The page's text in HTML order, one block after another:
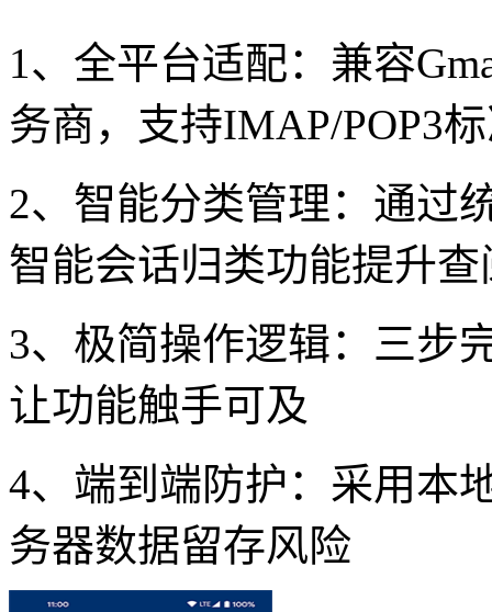
1、全平台适配：兼容
务商，支持IMAP/POP3
2、智能分类管理：通过
智能会话归类功能提升查
3、极简操作逻辑：三步
让功能触手可及
4、端到端防护：采用本
务器数据留存风险